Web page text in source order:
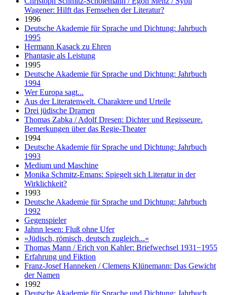
Wagener: Hilft das Fernsehen der Literatur?
1996
Deutsche Akademie für Sprache und Dichtung: Jahrbuch
1995
Hermann Kasack zu Ehren
Phantasie als Leistung
1995
Deutsche Akademie für Sprache und Dichtung: Jahrbuch
1994
Wer Europa sagt...
Aus der Literatenwelt. Charaktere und Urteile
Drei jüdische Dramen
Thomas Zabka / Adolf Dresen: Dichter und Regisseure.
Bemerkungen über das Regie-Theater
1994
Deutsche Akademie für Sprache und Dichtung: Jahrbuch
1993
Medium und Maschine
Monika Schmitz-Emans: Spiegelt sich Literatur in der
Wirklichkeit?
1993
Deutsche Akademie für Sprache und Dichtung: Jahrbuch
1992
Gegenspieler
Jahnn lesen: Fluß ohne Ufer
»Jüdisch, römisch, deutsch zugleich...«
Thomas Mann / Erich von Kahler: Briefwechsel 1931−1955
Erfahrung und Fiktion
Franz-Josef Hanneken / Clemens Klünemann: Das Gewicht
der Namen
1992
Deutsche Akademie für Sprache und Dichtung: Jahrbuch